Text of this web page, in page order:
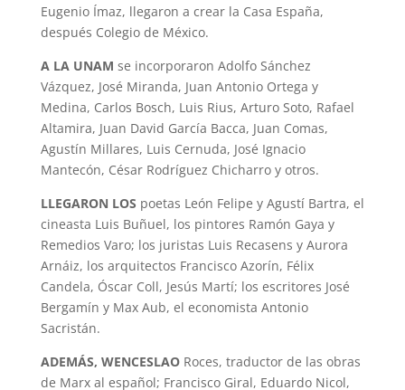
Eugenio Ímaz, llegaron a crear la Casa España,
después Colegio de México.
A LA UNAM se incorporaron Adolfo Sánchez
Vázquez, José Miranda, Juan Antonio Ortega y
Medina, Carlos Bosch, Luis Rius, Arturo Soto, Rafael
Altamira, Juan David García Bacca, Juan Comas,
Agustín Millares, Luis Cernuda, José Ignacio
Mantecón, César Rodríguez Chicharro y otros.
LLEGARON LOS poetas León Felipe y Agustí Bartra, el
cineasta Luis Buñuel, los pintores Ramón Gaya y
Remedios Varo; los juristas Luis Recasens y Aurora
Arnáiz, los arquitectos Francisco Azorín, Félix
Candela, Óscar Coll, Jesús Martí; los escritores José
Bergamín y Max Aub, el economista Antonio
Sacristán.
ADEMÁS, WENCESLAORoces, traductor de las obras
de Marx al español; Francisco Giral, Eduardo Nicol,